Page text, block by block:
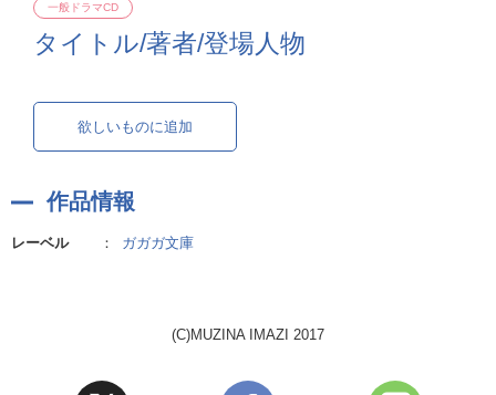
タイトル/著者/登場人物
一般ドラマCD
欲しいものに追加
作品情報
レーベル ： ガガガ文庫
(C)MUZINA IMAZI 2017